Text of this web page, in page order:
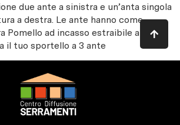
due ante a sinistra e un’anta singola
a destra. Le ante hanno come
Pomello ad incasso estraibile argento
il tuo sportello a 3 ante